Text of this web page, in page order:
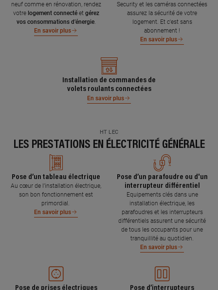
neuf comme en rénovation, rendez
votre logement connecté et gérez
vos consommations d’énergie.
En savoir plus
Security et les caméras connectées
assurez la sécurité de votre
logement. Et c'est sans
abonnement !
En savoir plus
Installation de commandes de
volets roulants connectées
En savoir plus
HT LEC
LES PRESTATIONS EN ÉLECTRICITÉ GÉNÉRALE
Pose d’un tableau électrique
Au cœur de l’installation électrique,
son bon fonctionnement est
primordial.
En savoir plus
Pose d’un parafoudre ou d'un
interrupteur différentiel
Equipements clés dans une
installation électrique, les
parafoudres et les interrupteurs
différentiels assurent une sécurité
de tous les occupants pour une
tranquillité au quotidien.
En savoir plus
Pose de prises électriques Pose d’interrupteurs